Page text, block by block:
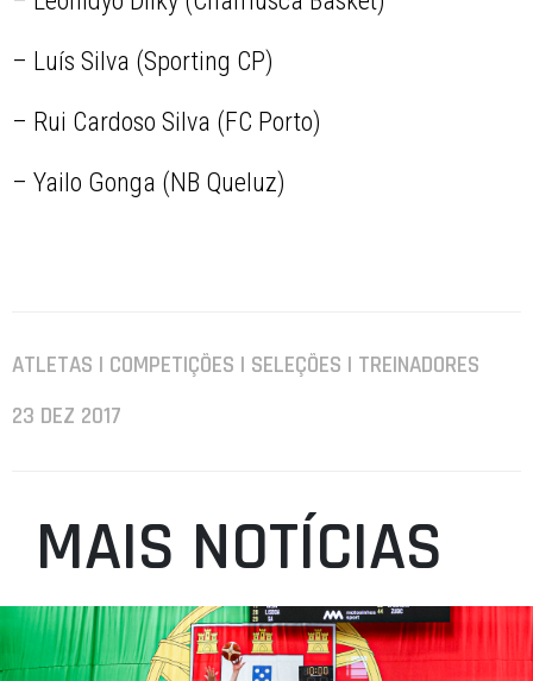
– Luís Silva (Sporting CP)
– Rui Cardoso Silva (FC Porto)
– Yailo Gonga (NB Queluz)
ATLETAS | COMPETIÇÕES | SELEÇÕES | TREINADORES
23 DEZ 2017
MAIS NOTÍCIAS